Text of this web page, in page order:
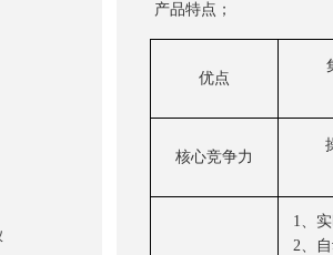
产品特点；
优点
核心竞争力
1、
2、